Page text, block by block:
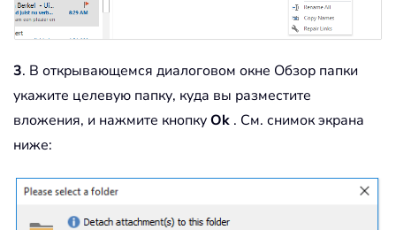
3. В открывающемся диалоговом окне Обзор папки
укажите целевую папку, куда вы разместите
вложения, и нажмите кнопкуOk . См. снимок экрана
ниже: